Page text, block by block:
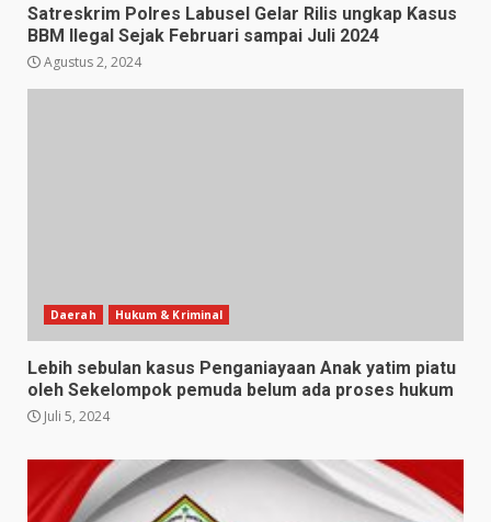
Satreskrim Polres Labusel Gelar Rilis ungkap Kasus
BBM Ilegal Sejak Februari sampai Juli 2024
Agustus 2, 2024
Daerah Hukum & Kriminal
Lebih sebulan kasus Penganiayaan Anak yatim piatu
oleh Sekelompok pemuda belum ada proses hukum
Juli 5, 2024